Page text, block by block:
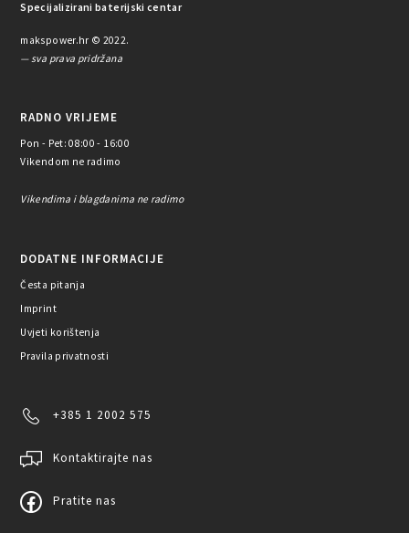
Specijalizirani baterijski centar
makspower.hr © 2022.
— sva prava pridržana
RADNO VRIJEME
Pon - Pet: 08:00 - 16:00
Vikendom ne radimo
Vikendima i blagdanima ne radimo
DODATNE INFORMACIJE
Česta pitanja
Imprint
Uvjeti korištenja
Pravila privatnosti
+385 1 2002 575
Kontaktirajte nas
Pratite nas